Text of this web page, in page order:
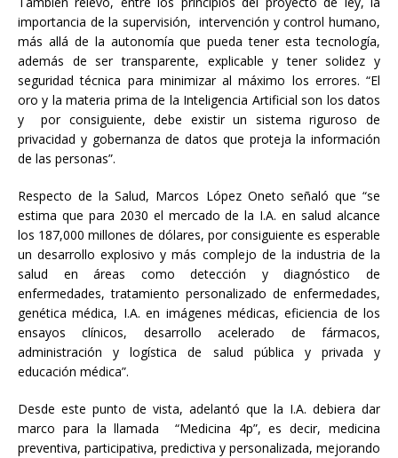
importancia de la supervisión, intervención y control humano,
más allá de la autonomía que pueda tener esta tecnología,
además de ser transparente, explicable y tener solidez y
seguridad técnica para minimizar al máximo los errores. “El
oro y la materia prima de la Inteligencia Artificial son los datos
y por consiguiente, debe existir un sistema riguroso de
privacidad y gobernanza de datos que proteja la información
de las personas”.
Respecto de la Salud, Marcos López Oneto señaló que “se
estima que para 2030 el mercado de la I.A. en salud alcance
los 187,000 millones de dólares, por consiguiente es esperable
un desarrollo explosivo y más complejo de la industria de la
salud en áreas como detección y diagnóstico de
enfermedades, tratamiento personalizado de enfermedades,
genética médica, I.A. en imágenes médicas, eficiencia de los
ensayos clínicos, desarrollo acelerado de fármacos,
administración y logística de salud pública y privada y
educación médica”.
Desde este punto de vista, adelantó que la I.A. debiera dar
marco para la llamada “Medicina 4p”, es decir, medicina
preventiva, participativa, predictiva y personalizada, mejorando